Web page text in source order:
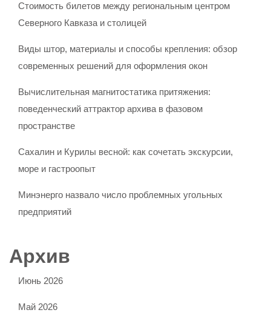
Стоимость билетов между региональным центром
Северного Кавказа и столицей
Виды штор, материалы и способы крепления: обзор
современных решений для оформления окон
Вычислительная магнитостатика притяжения:
поведенческий аттрактор архива в фазовом
пространстве
Сахалин и Курилы весной: как сочетать экскурсии,
море и гастроопыт
Минэнерго назвало число проблемных угольных
предприятий
Архив
Июнь 2026
Май 2026